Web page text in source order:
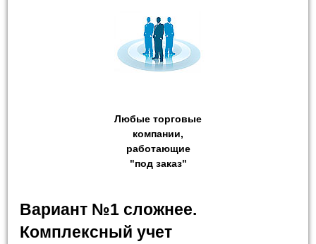
Любые торговые
компании,
работающие
"под заказ"
Вариант №1 сложнее.
Комплексный учет